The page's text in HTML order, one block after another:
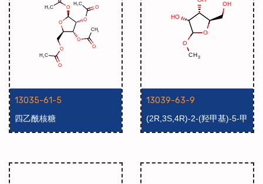
13035-61-5
四乙酰核糖
13039-63-9
(2R,3S,4R)-2-(羟甲基)-5-甲
氧基四氢呋喃-3,4-二醇